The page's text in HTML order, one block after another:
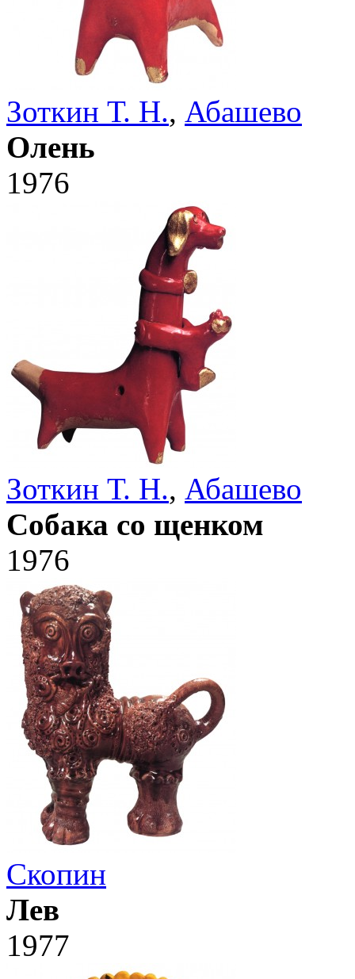
Зоткин Т. Н., Абашево
Олень
1976
Зоткин Т. Н., Абашево
Собака со щенком
1976
Скопин
Лев
1977